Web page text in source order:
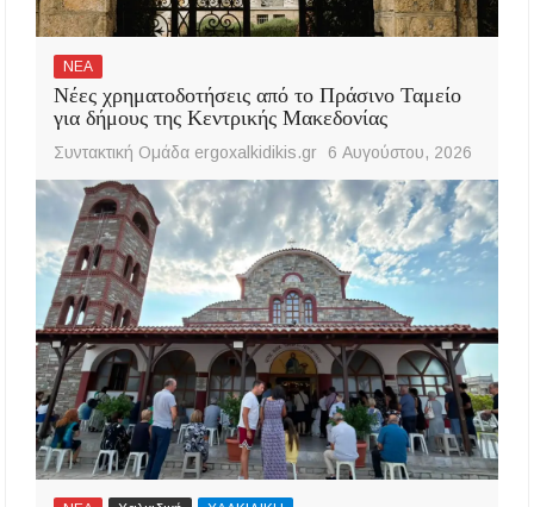
ΝΕΑ
Νέες χρηματοδοτήσεις από το Πράσινο Ταμείο
για δήμους της Κεντρικής Μακεδονίας
Συντακτική Ομάδα ergoxalkidikis.gr 6 Αυγούστου, 2026